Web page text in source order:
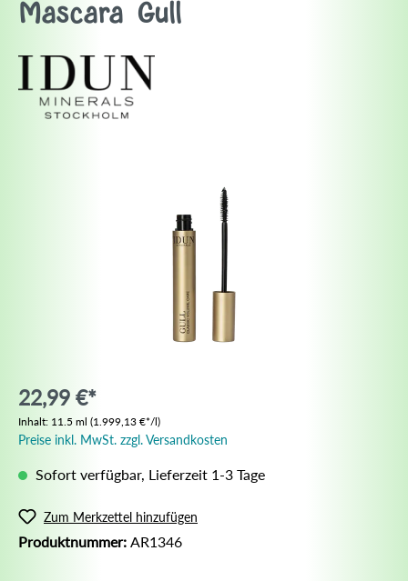
Mascara Gull
22,99 €*
Inhalt: 11.5 ml (1.999,13 €*/l)
Preise inkl. MwSt. zzgl. Versandkosten
Sofort verfügbar, Lieferzeit 1-3 Tage
Zum Merkzettel hinzufügen
Produktnummer: AR1346